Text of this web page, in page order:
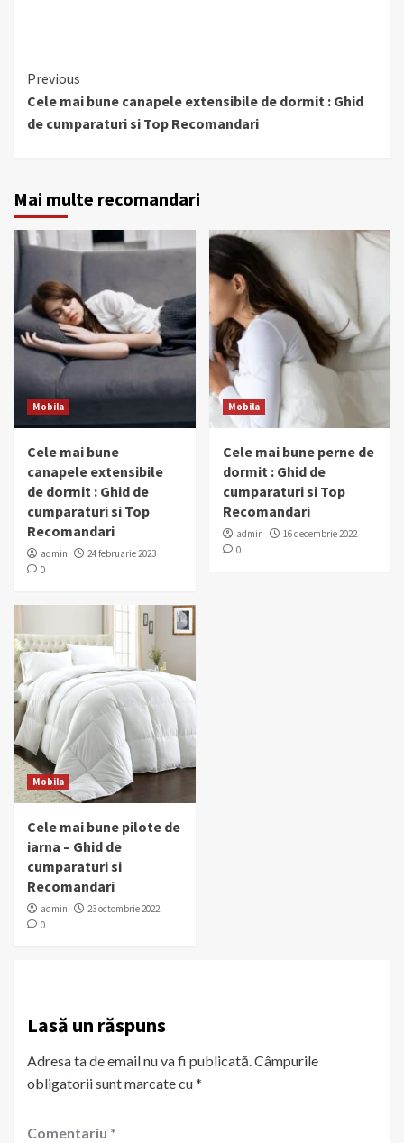
Continue
Reading
Previous
Cele mai bune canapele extensibile de dormit : Ghid
de cumparaturi si Top Recomandari
Mai multe recomandari
Mobila
Cele mai bune
canapele extensibile
de dormit : Ghid de
cumparaturi si Top
Recomandari
admin
24 februarie 2023
0
Mobila
Cele mai bune perne de
dormit : Ghid de
cumparaturi si Top
Recomandari
admin
16 decembrie 2022
0
Mobila
Cele mai bune pilote de
iarna – Ghid de
cumparaturi si
Recomandari
admin
23 octombrie 2022
0
Lasă un răspuns
Adresa ta de email nu va fi publicată.Câmpurile
obligatorii sunt marcate cu*
Comentariu *